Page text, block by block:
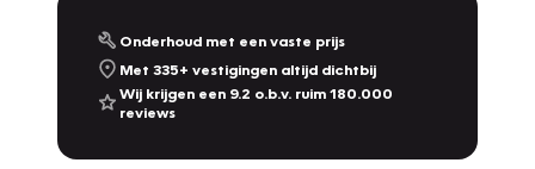
Onderhoud met een vaste prijs
Met 335+ vestigingen altijd dichtbij
Wij krijgen een 9.2 o.b.v. ruim 180.000
reviews